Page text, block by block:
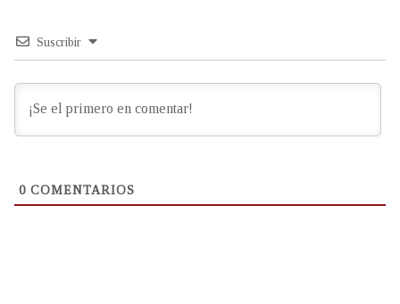
Suscribir
0 COMENTARIOS